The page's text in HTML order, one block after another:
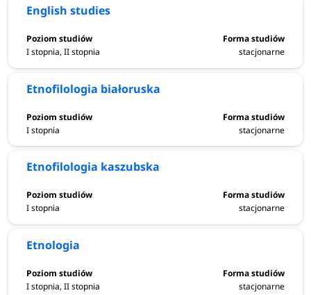
English studies
I stopnia, II stopnia stacjonarne
Etnofilologia białoruska
I stopnia stacjonarne
Etnofilologia kaszubska
I stopnia stacjonarne
Etnologia
I stopnia, II stopnia stacjonarne